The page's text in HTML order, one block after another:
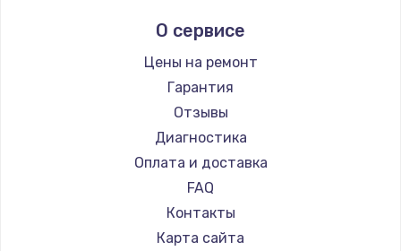
Замена сигнальной лампы
Заказать
Замена системной платы
1500 руб.
Заказать
Замена температурного датчика
2500 руб.
О сервисе
Цены на ремонт
Гарантия
Отзывы
Диагностика
Оплата и доставка
FAQ
Контакты
Карта сайта